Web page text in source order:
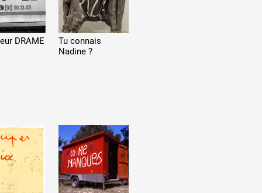
DRAME
Tu connais
Nadine ?